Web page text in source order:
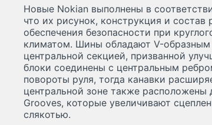
Новые Nokian выполнены в
что их рисунок, конструкция и
обеспечения безопасности при
климатом. Шины обладают V-
центральной секцией, призванной
блоки соединены с центральным
повороты руля, тогда канавки
центральной зоне также расположены
Grooves, которые увеличивают
слякотью.